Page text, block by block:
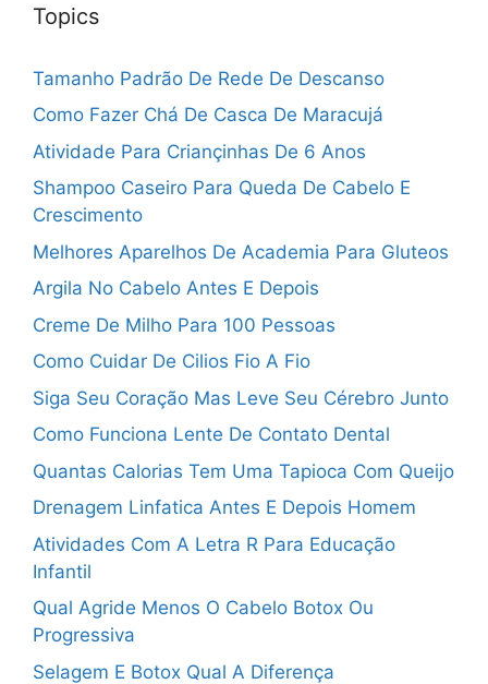
Topics
Tamanho Padrão De Rede De Descanso
Como Fazer Chá De Casca De Maracujá
Atividade Para Criançinhas De 6 Anos
Shampoo Caseiro Para Queda De Cabelo E
Crescimento
Melhores Aparelhos De Academia Para Gluteos
Argila No Cabelo Antes E Depois
Creme De Milho Para 100 Pessoas
Como Cuidar De Cilios Fio A Fio
Siga Seu Coração Mas Leve Seu Cérebro Junto
Como Funciona Lente De Contato Dental
Quantas Calorias Tem Uma Tapioca Com Queijo
Drenagem Linfatica Antes E Depois Homem
Atividades Com A Letra R Para Educação
Infantil
Qual Agride Menos O Cabelo Botox Ou
Progressiva
Selagem E Botox Qual A Diferença